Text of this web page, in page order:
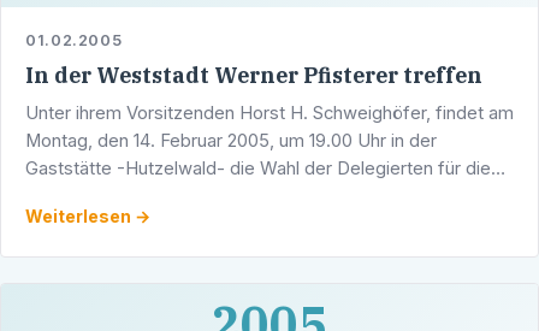
01.02.2005
In der Weststadt Werner Pfisterer treffen
Unter ihrem Vorsitzenden Horst H. Schweighöfer, findet am
Montag, den 14. Februar 2005, um 19.00 Uhr in der
Gaststätte -Hutzelwald- die Wahl der Delegierten für die
Weiterlesen →